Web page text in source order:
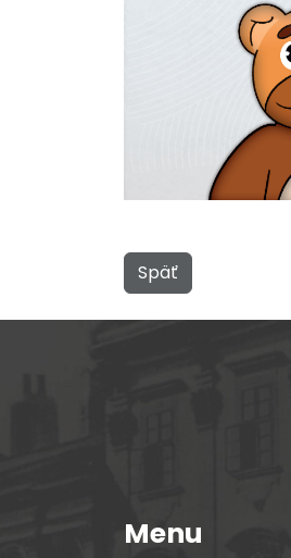
Späť
Menu